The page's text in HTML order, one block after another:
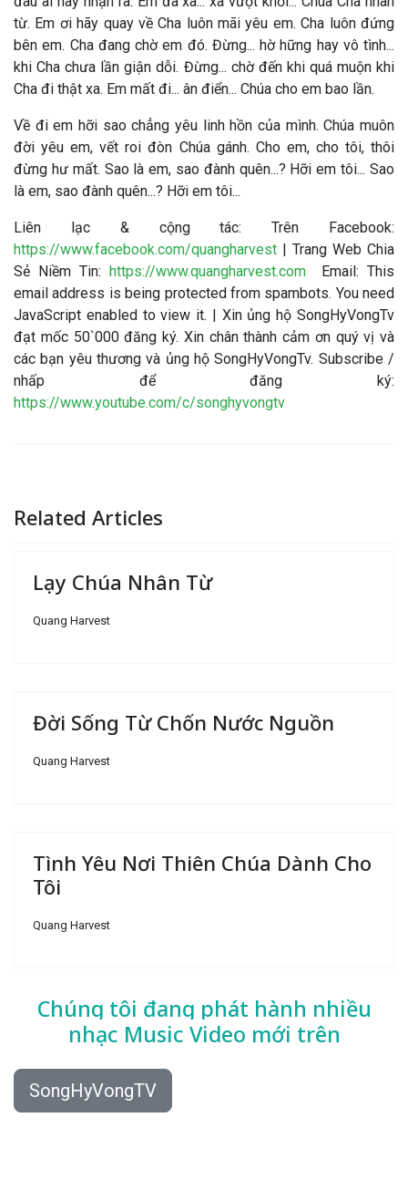
từ. Em ơi hãy quay về Cha luôn mãi yêu em. Cha luôn đứng
bên em. Cha đang chờ em đó. Đừng... hờ hững hay vô tình...
khi Cha chưa lần giận dỗi. Đừng... chờ đến khi quá muộn khi
Cha đi thật xa. Em mất đi... ân điển... Chúa cho em bao lần.
Về đi em hỡi sao chẳng yêu linh hồn của mình. Chúa muôn
đời yêu em, vết roi đòn Chúa gánh. Cho em, cho tôi, thôi
đừng hư mất. Sao là em, sao đành quên...? Hỡi em tôi... Sao
là em, sao đành quên...? Hỡi em tôi...
Liên lạc & cộng tác: Trên Facebook:
https://www.facebook.com/quangharvest | Trang Web Chia
Sẻ Niềm Tin: https://www.quangharvest.comEmail: This
email address is being protected from spambots. You need
JavaScript enabled to view it. | Xin ủng hộ SongHyVongTv
đạt mốc 50`000 đăng ký. Xin chân thành cảm ơn quý vị và
các bạn yêu thương và ủng hộ SongHyVongTv. Subscribe /
nhấp để đăng ký:
https://www.youtube.com/c/songhyvongtv
Related Articles
Lạy Chúa Nhân Từ
Quang Harvest
Đời Sống Từ Chốn Nước Nguồn
Quang Harvest
Tình Yêu Nơi Thiên Chúa Dành Cho
Tôi
Quang Harvest
Chúng tôi đang phát hành nhiều
nhạc Music Video mới trên
SongHyVongTV